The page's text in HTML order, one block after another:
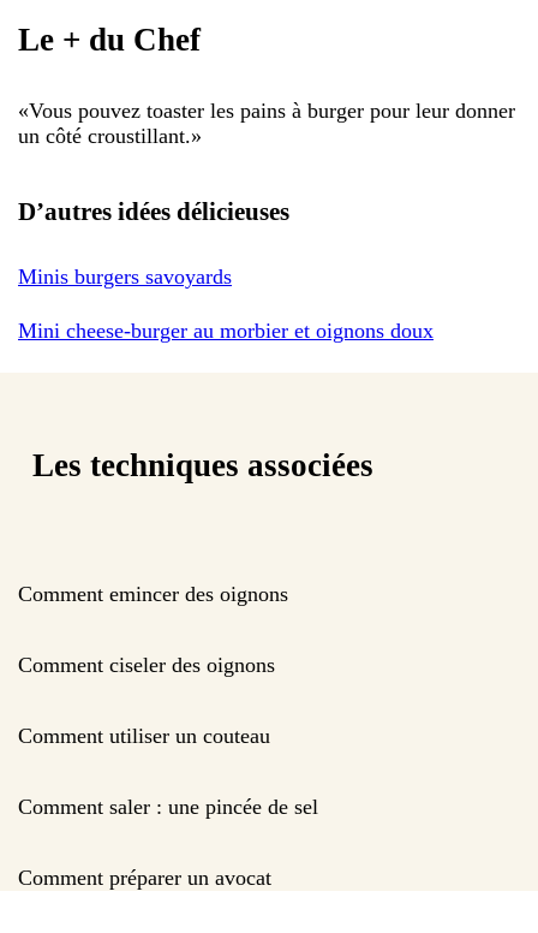
Le + du Chef
«Vous pouvez toaster les pains à burger pour leur donner
un côté croustillant.»
D’autres idées délicieuses
Minis burgers savoyards
Mini cheese-burger au morbier et oignons doux
Les techniques associées
Comment emincer des oignons
Comment ciseler des oignons
Comment utiliser un couteau
Comment saler : une pincée de sel
Comment préparer un avocat